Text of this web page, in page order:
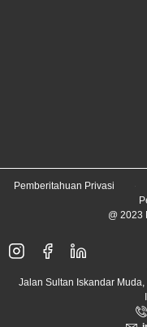
Pemberitahuan Privasi
@ 2023
Jalan Sultan Iskandar